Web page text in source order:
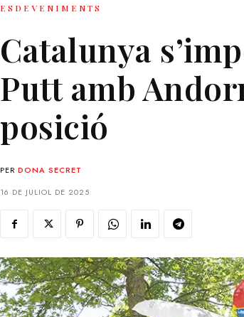
ESDEVENIMENTS
Catalunya
Putt amb
posició
PER DONA SECRET
16 DE JULIOL DE 2025